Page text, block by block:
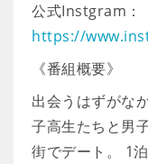
公式Instgram：
https://
《番組概要》
出会うはずがな
子高生たちと男
街でデート。 1